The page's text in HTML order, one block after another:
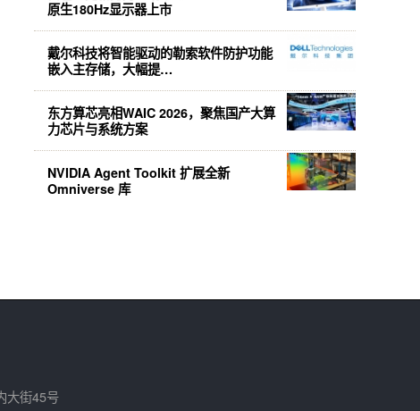
原生180Hz显示器上市
戴尔科技将智能驱动的勒索软件防护功能
嵌入主存储，大幅提…
东方算芯亮相WAIC 2026，聚焦国产大算
力芯片与系统方案
NVIDIA Agent Toolkit 扩展全新
Omniverse 库
大街45号